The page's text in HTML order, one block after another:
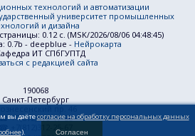
вы даётесогласие на обработку персональных данных
). Согласен
технологий и автоматизации
университет промышленных
и дизайна
0.12 c. (MSK/2026/08/06 04:48:45)
0.7b - deepblue - Нейрокарта
ИТ СПбГУПТД
с редакцией сайта
190068
Санкт-Петербург
+7(812)310-17-88
☎ +7(812)312-25-67